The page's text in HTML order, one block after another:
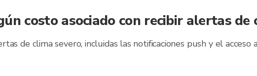
costo asociado con recibir alertas de
de clima severo, incluidas las notificaciones push y el